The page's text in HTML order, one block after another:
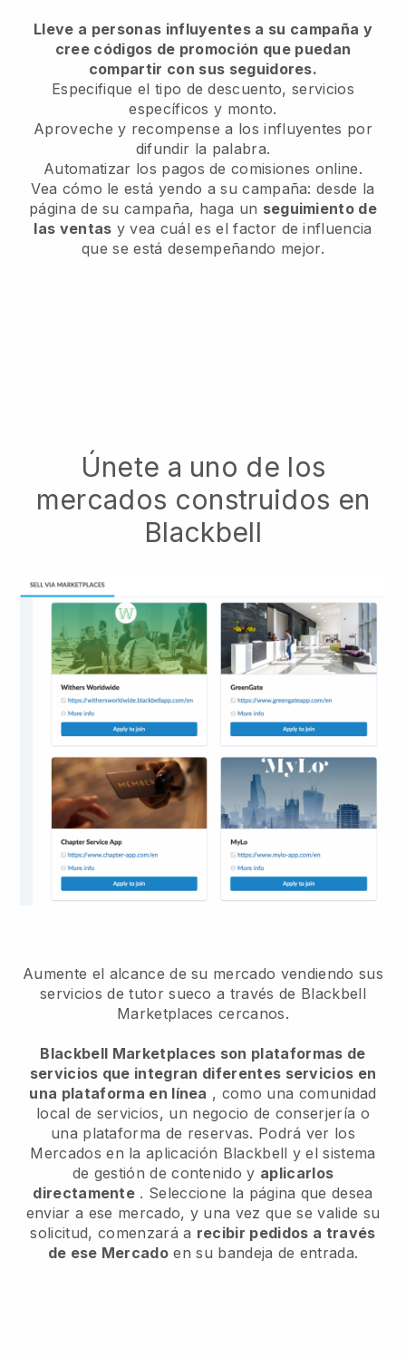
Lleve a personas influyentes a su campaña y
cree códigos de promoción que puedan
compartir con sus seguidores.
Especifique el tipo de descuento, servicios
específicos y monto.
Aproveche y recompense a los influyentes por
difundir la palabra.
Automatizar los pagos de comisiones online.
Vea cómo le está yendo a su campaña: desde la
página de su campaña, haga un seguimiento de
las ventas y vea cuál es el factor de influencia
que se está desempeñando mejor.
Únete a uno de los
mercados construidos en
Blackbell
Aumente el alcance de su mercado vendiendo sus
servicios de tutor sueco a través de Blackbell
Marketplaces cercanos.
Blackbell Marketplaces son plataformas de
servicios que integran diferentes servicios en
una plataforma en línea , como una comunidad
local de servicios, un negocio de conserjería o
una plataforma de reservas. Podrá ver los
Mercados en la aplicación Blackbell y el sistema
de gestión de contenido y aplicarlos
directamente . Seleccione la página que desea
enviar a ese mercado, y una vez que se valide su
solicitud, comenzará a recibir pedidos a través
de ese Mercado en su bandeja de entrada.